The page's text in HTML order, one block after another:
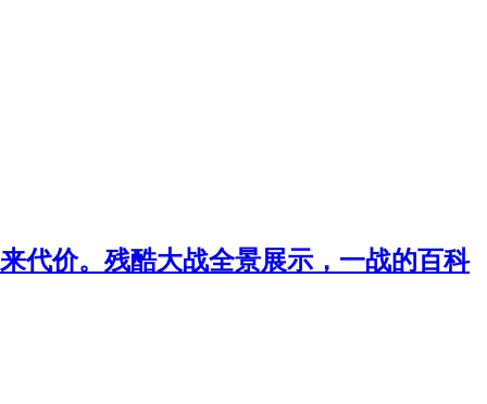
代价。残酷大战全景展示，一战的百科